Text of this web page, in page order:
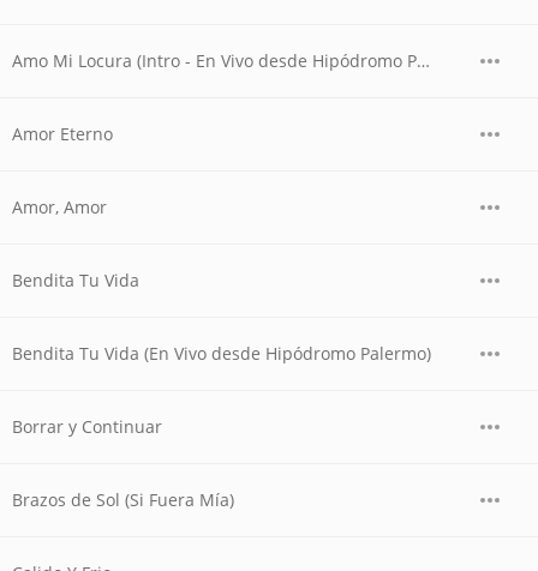
Amo Mi Locura (Intro - En Vivo desde Hipódromo Palermo)
Amor Eterno
Amor, Amor
Bendita Tu Vida
Bendita Tu Vida (En Vivo desde Hipódromo Palermo)
Borrar y Continuar
Brazos de Sol (Si Fuera Mía)